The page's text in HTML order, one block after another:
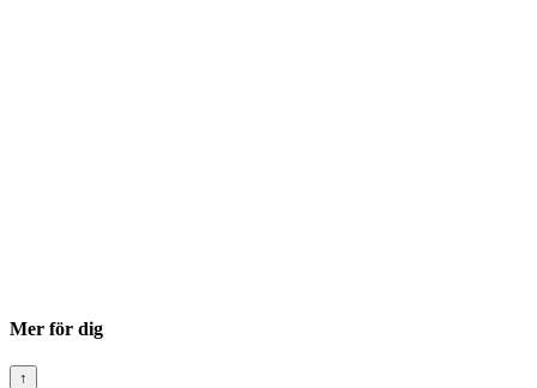
Mer för dig
↑